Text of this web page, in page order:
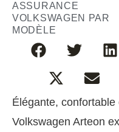
ASSURANCE
VOLKSWAGEN PAR
MODÈLE
Élégante,
Volkswagen Arteon